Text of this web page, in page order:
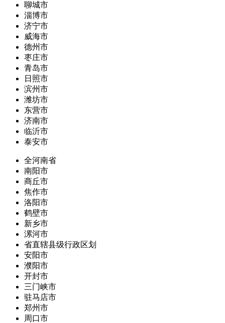
聊城市
淄博市
济宁市
威海市
德州市
枣庄市
青岛市
日照市
滨州市
潍坊市
东营市
济南市
临沂市
泰安市
全河南省
南阳市
商丘市
焦作市
洛阳市
鹤壁市
新乡市
漯河市
省直辖县级行政区划
安阳市
濮阳市
开封市
三门峡市
驻马店市
郑州市
周口市